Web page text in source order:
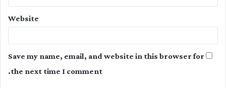
Website
Save my name, email, and website in this browser for
the next time I comment.